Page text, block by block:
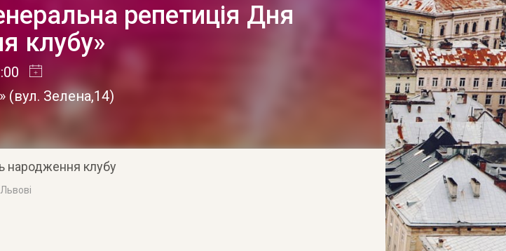
репетиція Дня
клубу»
(вул. Зелена,14)
народження клубу